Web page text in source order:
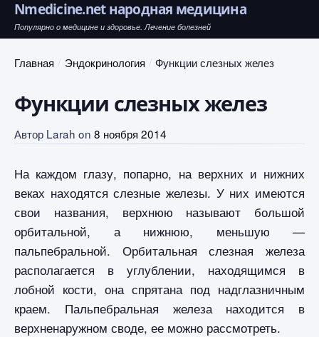
Nmedicine.net народная медицина
Популярно о медицине и здоровье. Лечение болезней
Главная Эндокринология Функции слезных желез
Функции слезных желез
Автор Larah on 8 ноября 2014
На каждом глазу, попарно, на верхних и нижних
веках находятся слезные железы. У них имеются
свои названия, верхнюю называют большой
орбитальной, а нижнюю, меньшую —
пальпебральной. Орбитальная слезная железа
располагается в углублении, находящимся в
лобной кости, она спрятана под надглазничным
краем. Пальпебральная железа находится в
верхненаружном своде, ее можно рассмотреть.